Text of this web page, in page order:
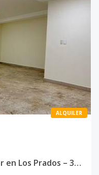
ALQUILER
🏢 Local Comercial en Alquiler en Los Prados – 32 m² | Primer Nivel